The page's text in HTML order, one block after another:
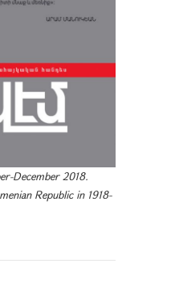
December 2018.
Republic in 1918-